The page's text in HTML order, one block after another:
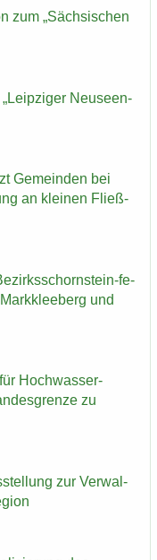
zum „Säch­si­schen
„Leip­zi­ger Neu­seen­
Ge­mein­den bei
an klei­nen Fließ­
fe­
und
Hoch­was­ser­
zu
zur Ver­wal­